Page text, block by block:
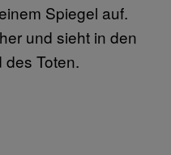
Spiegel auf.
und sieht in den
des Toten.